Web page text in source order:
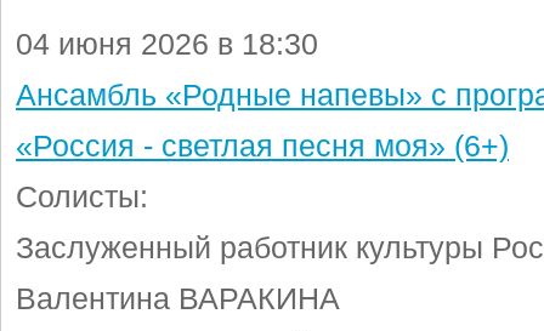
04 июня 2026 в 18:30
Ансамбль «Родные напевы» с
«Россия - светлая песня моя» (6+)
Солисты:
Заслуженный работник культуры
Валентина ВАРАКИНА